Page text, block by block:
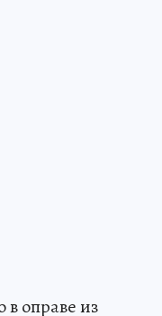
оправе из